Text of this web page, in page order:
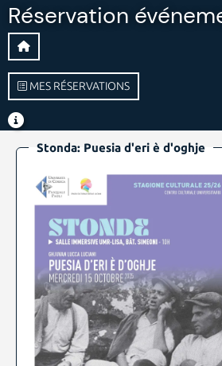
Réservation
MES RÉSERVATIONS
Stonda: Puesia d'eri è d'oghje